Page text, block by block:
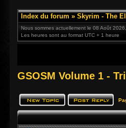
Index du forum » Skyrim - The
Nous sommes actuellement le 08 Août
Les heures sont au format UTC + 1 heure
GSOSM Volume 1 -